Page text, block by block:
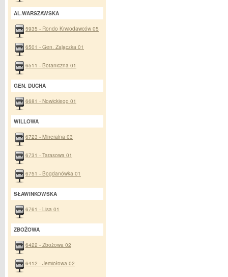
AL.WARSZAWSKA
5935 - Rondo Krwiodawców 05
6501 - Gen. Zajączka 01
6511 - Botaniczna 01
GEN. DUCHA
6681 - Nowickiego 01
WILLOWA
6723 - Mineralna 03
6731 - Tarasowa 01
6751 - Bogdanówka 01
SŁAWINKOWSKA
6761 - Lisa 01
ZBOŻOWA
6422 - Zbożowa 02
6412 - Jemiołowa 02